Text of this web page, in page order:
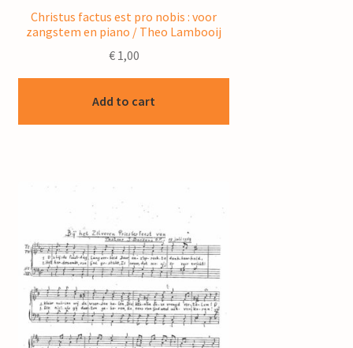
Christus factus est pro nobis : voor
zangstem en piano / Theo Lambooij
€1,00
Add to cart